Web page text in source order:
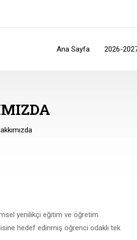
Ana Sayfa 2026-
yenilikçi eğitim ve öğretim
hedef edinmiş öğrenci odaklı tek